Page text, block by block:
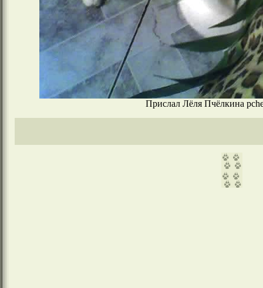
Прислал Лёля Пчёлкина